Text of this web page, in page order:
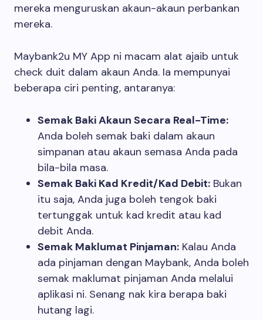
mereka menguruskan akaun-akaun perbankan
mereka.
Maybank2u MY App ni macam alat ajaib untuk
check duit dalam akaun Anda. Ia mempunyai
beberapa ciri penting, antaranya:
Semak Baki Akaun Secara Real-Time:
Anda boleh semak baki dalam akaun
simpanan atau akaun semasa Anda pada
bila-bila masa.
Semak Baki Kad Kredit/Kad Debit: Bukan
itu saja, Anda juga boleh tengok baki
tertunggak untuk kad kredit atau kad
debit Anda.
Semak Maklumat Pinjaman: Kalau Anda
ada pinjaman dengan Maybank, Anda boleh
semak maklumat pinjaman Anda melalui
aplikasi ni. Senang nak kira berapa baki
hutang lagi.